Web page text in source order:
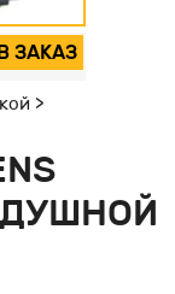
ЗАКАЗ
>